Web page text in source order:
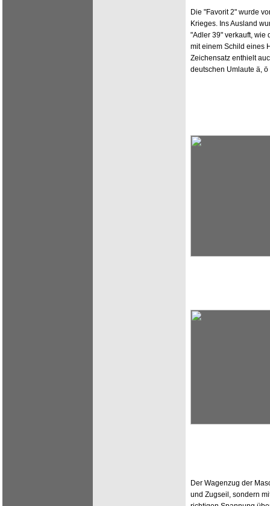
Die "Favorit 2" wurde
Krieges. Ins Ausland
"Adler 39" verkauft, wie
mit einem Schild eines
Zeichensatz enthielt
deutschen Umlaute ä, ö
Der Wagenzug der
und Zugseil, sondern